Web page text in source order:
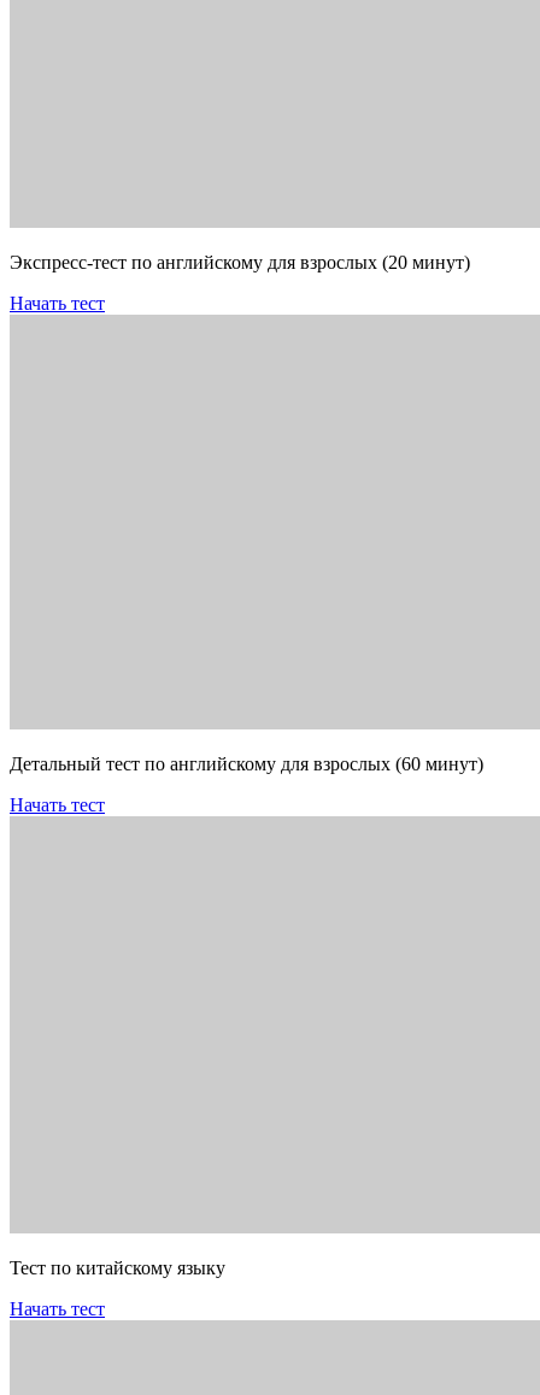
Экспресс-тест по английскому для взрослых (20 минут)
Начать тест
Детальный тест по английскому для взрослых (60 минут)
Начать тест
Тест по китайскому языку
Начать тест